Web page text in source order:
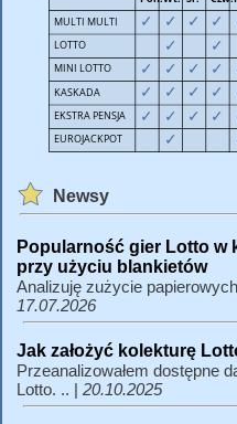
Newsy
Popularność gier Lotto w
przy użyciu blankietów
Analizuję zużycie
17.07.2026
Jak założyć kolekturę
Przeanalizowałem dostępne
Lotto. .. | 20.10.2025